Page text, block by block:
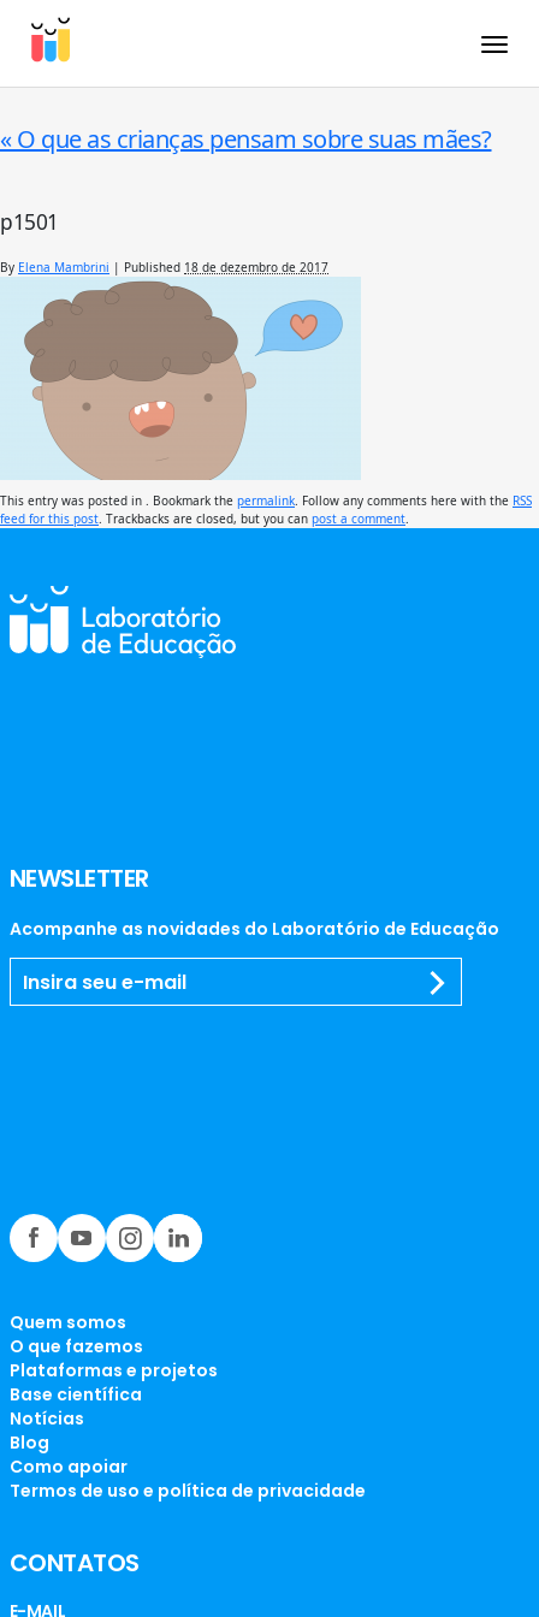
«O que as crianças pensam sobre suas mães?
p1501
By Elena Mambrini | Published 18 de dezembro de 2017
This entry was posted in . Bookmark the permalink . Follow any comments here with the RSS
feed for this post . Trackbacks are closed, but you can post a comment
NEWSLETTER
Acompanhe as novidades do Laboratório de Educação
Quem somos
O que fazemos
Plataformas e projetos
Base científica
Notícias
Blog
Como apoiar
Termos de uso e política de privacidade
CONTATOS
E-MAIL